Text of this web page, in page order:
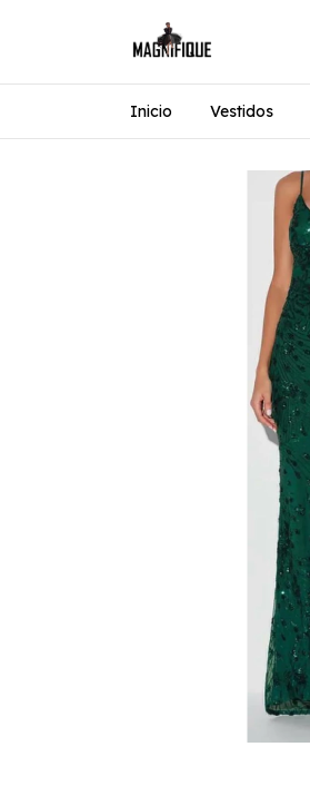
Inicio Vestidos